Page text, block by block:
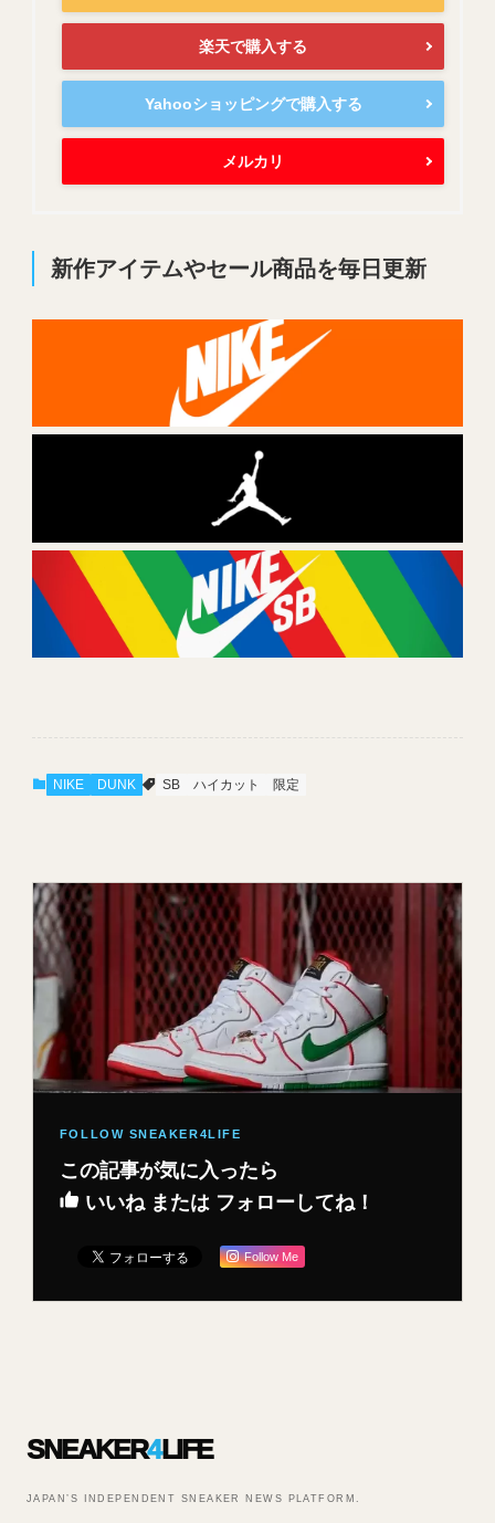
楽天で購入する
Yahooショッピングで購入する
メルカリ
新作アイテムやセール商品を毎日更新
NIKE DUNK SB ハイカット 限定
この記事が気に入ったら
いいね または フォローしてね！
Follow Me
SNEAKER4LIFE
JAPAN’S INDEPENDENT SNEAKER NEWS PLATFORM.